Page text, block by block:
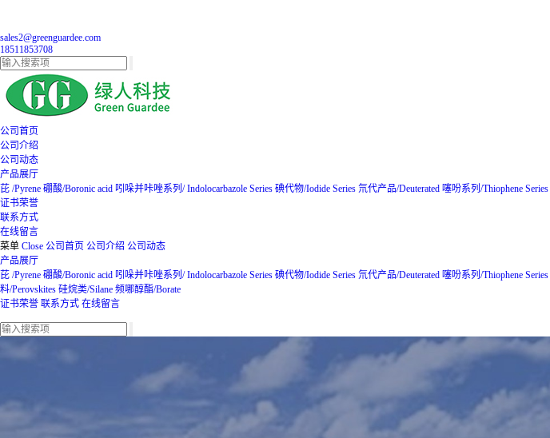
sales2@greenguardee.com
18511853708
公司首页
公司介绍
公司动态
产品展厅
芘 /Pyrene 硼酸/Boronic acid 吲哚并咔唑系列/ Indolocarbazole Series 碘代物/Iodide Series 氘代产品/Deuterated 噻吩系列/Thiophene Series
证书荣誉
联系方式
在线留言
菜单 Close 公司首页 公司介绍 公司动态
产品展厅
芘 /Pyrene 硼酸/Boronic acid 吲哚并咔唑系列/ Indolocarbazole Series 碘代物/Iodide Series 氘代产品/Deuterated 噻吩系列/Thiophene Series
料/Perovskites 硅烷类/Silane 频哪醇酯/Borate
证书荣誉 联系方式 在线留言